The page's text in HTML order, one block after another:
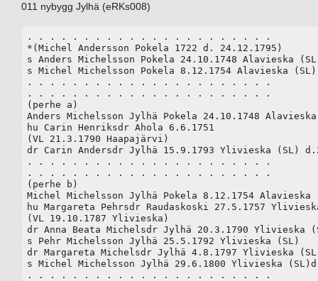
011 nybygg Jylhä (eRKs008)
. . . . . . . . . . . . . . . . . . . . . .
*(Michel Andersson Pokela 1722 d. 24.12.1795)
s Anders Michelsson Pokela 24.10.1748 Alavieska
s Michel Michelsson Pokela 8.12.1754 Alavieska
. . . . . . . . . . . . . . . . . . . . . .
. . . . . . . . . . . . . . . . . . . . . .
(perhe a)
Anders Michelsson Jylhä Pokela 24.10.1748
hu Carin Henriksdr Ahola 6.6.1751
(VL 21.3.1790 Haapajärvi)
dr Carin Andersdr Jylhä 15.9.1793 Ylivieska (SL)
. . . . . . . . . . . . . . . . . . . . . .
. . . . . . . . . . . . . . . . . . . . . .
(perhe b)
Michel Michelsson Jylhä Pokela 8.12.1754 Alavieska
hu Margareta Pehrsdr Raudaskoski 27.5.1757
(VL 19.10.1787 Ylivieska)
dr Anna Beata Michelsdr Jylhä 20.3.1790 Ylivieska
s Pehr Michelsson Jylhä 25.5.1792 Ylivieska (SL)
dr Margareta Michelsdr Jylhä 4.8.1797 Ylivieska
s Michel Michelsson Jylhä 29.6.1800 Ylivieska
. . . . . . . . . . . . . . . . . . . . . .